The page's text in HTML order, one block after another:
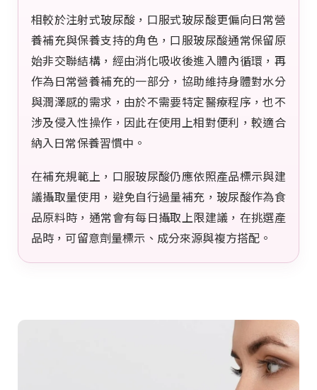
相較於注射式玻尿酸，口服式玻尿酸更偏向日常營
養補充與保養支持的角色，口服玻尿酸通常保留原
始非交聯結構，經由消化吸收後進入體內循環，再
作為日常營養補充的一部分，協助維持身體對水分
與潤澤感的需求，由於不需要特定醫療程序，也不
涉及侵入性操作，因此在使用上相對便利，較適合
納入日常保養習慣中。
在補充規範上，口服玻尿酸仍應依照產品標示與建
議攝取量使用，避免自行過量補充，玻尿酸作為食
品原料時，通常會有每日攝取上限建議，在挑選產
品時，可留意劑量標示、成分來源與複方搭配。